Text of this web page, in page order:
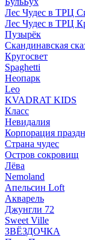
Лес Чудес в ТРЦ
Лес Чудес в ТРЦ
Пузырëк
Скандинавская
Кругосвет
Spaghetti
Неопарк
Leo
KVADRAT KIDS
Класс
Невидалия
Корпорация
Страна чудес
Остров сокровищ
Лёва
Nemoland
Апельсин Loft
Акварель
Джунгли 72
Sweet Ville
ЗВЁЗДОЧКА